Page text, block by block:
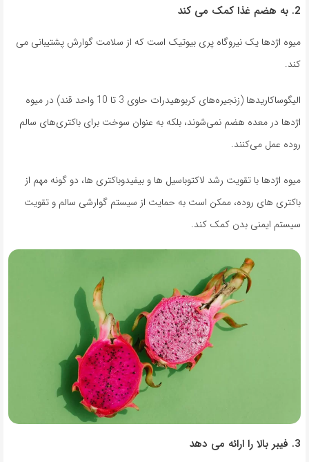
2. به هضم غذا کمک می کند
میوه اژدها یک نیروگاه پری بیوتیک است که از سلامت گوارش پشتیبانی می
کند.
الیگوساکاریدها (زنجیره‌های کربوهیدرات حاوی 3 تا 10 واحد قند) در میوه
اژدها در معده هضم نمی‌شوند، بلکه به عنوان سوخت برای باکتری‌های سالم
روده عمل می‌کنند.
میوه اژدها با تقویت رشد لاکتوباسیل ها و بیفیدوباکتری ها، دو گونه مهم از
باکتری های روده، ممکن است به حمایت از سیستم گوارشی سالم و تقویت
سیستم ایمنی بدن کمک کند.
3. فیبر بالا را ارائه می دهد